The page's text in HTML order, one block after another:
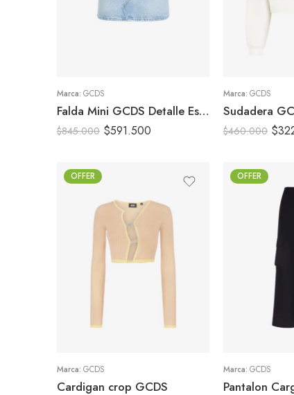
Marca: GCDS
Falda Mini GCDS Detalle Espalda
$845.000 $591.500
26
Marca: GCDS
$460.000 $
OFFER
Marca: GCDS
Cardigan crop GCDS
OFFER
Marca: GCDS
Pantalon